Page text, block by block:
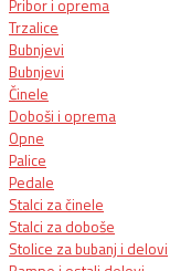
Pribor i oprema
Trzalice
Bubnjevi
Bubnjevi
Činele
Doboši i oprema
Opne
Palice
Pedale
Stalci za činele
Stalci za doboše
Stolice za bubanj i delovi